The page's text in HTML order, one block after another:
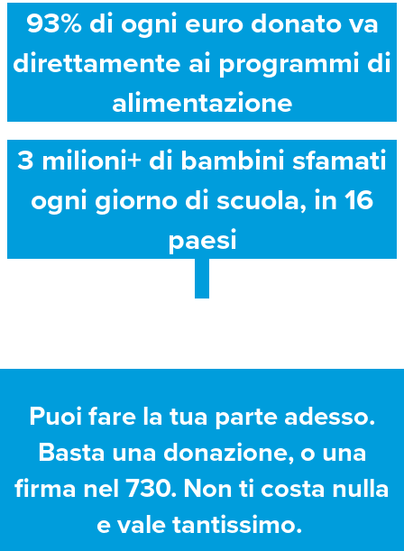
93% di ogni euro donato va
direttamente ai programmi di
alimentazione
3 milioni+ di bambini sfamati
ogni giorno di scuola, in 16
paesi
Puoi fare la tua parte adesso.
Basta una donazione, o una
firma nel 730. Non ti costa nulla
e vale tantissimo.